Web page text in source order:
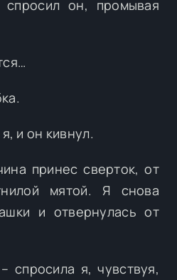
он, промывая
и он кивнул.
принес сверток, от
мятой. Я снова
и отвернулась от
спросила я, чувствуя,